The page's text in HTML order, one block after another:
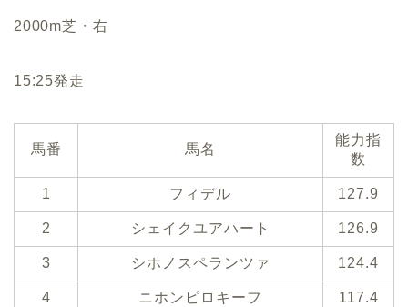
2000m芝・右
15:25発走
馬番 馬名
能力指
数
1 フィデル 127.9
2 シェイクユアハート 126.9
3 シホノスペランツァ 124.4
4 ニホンピロキーフ 117.4